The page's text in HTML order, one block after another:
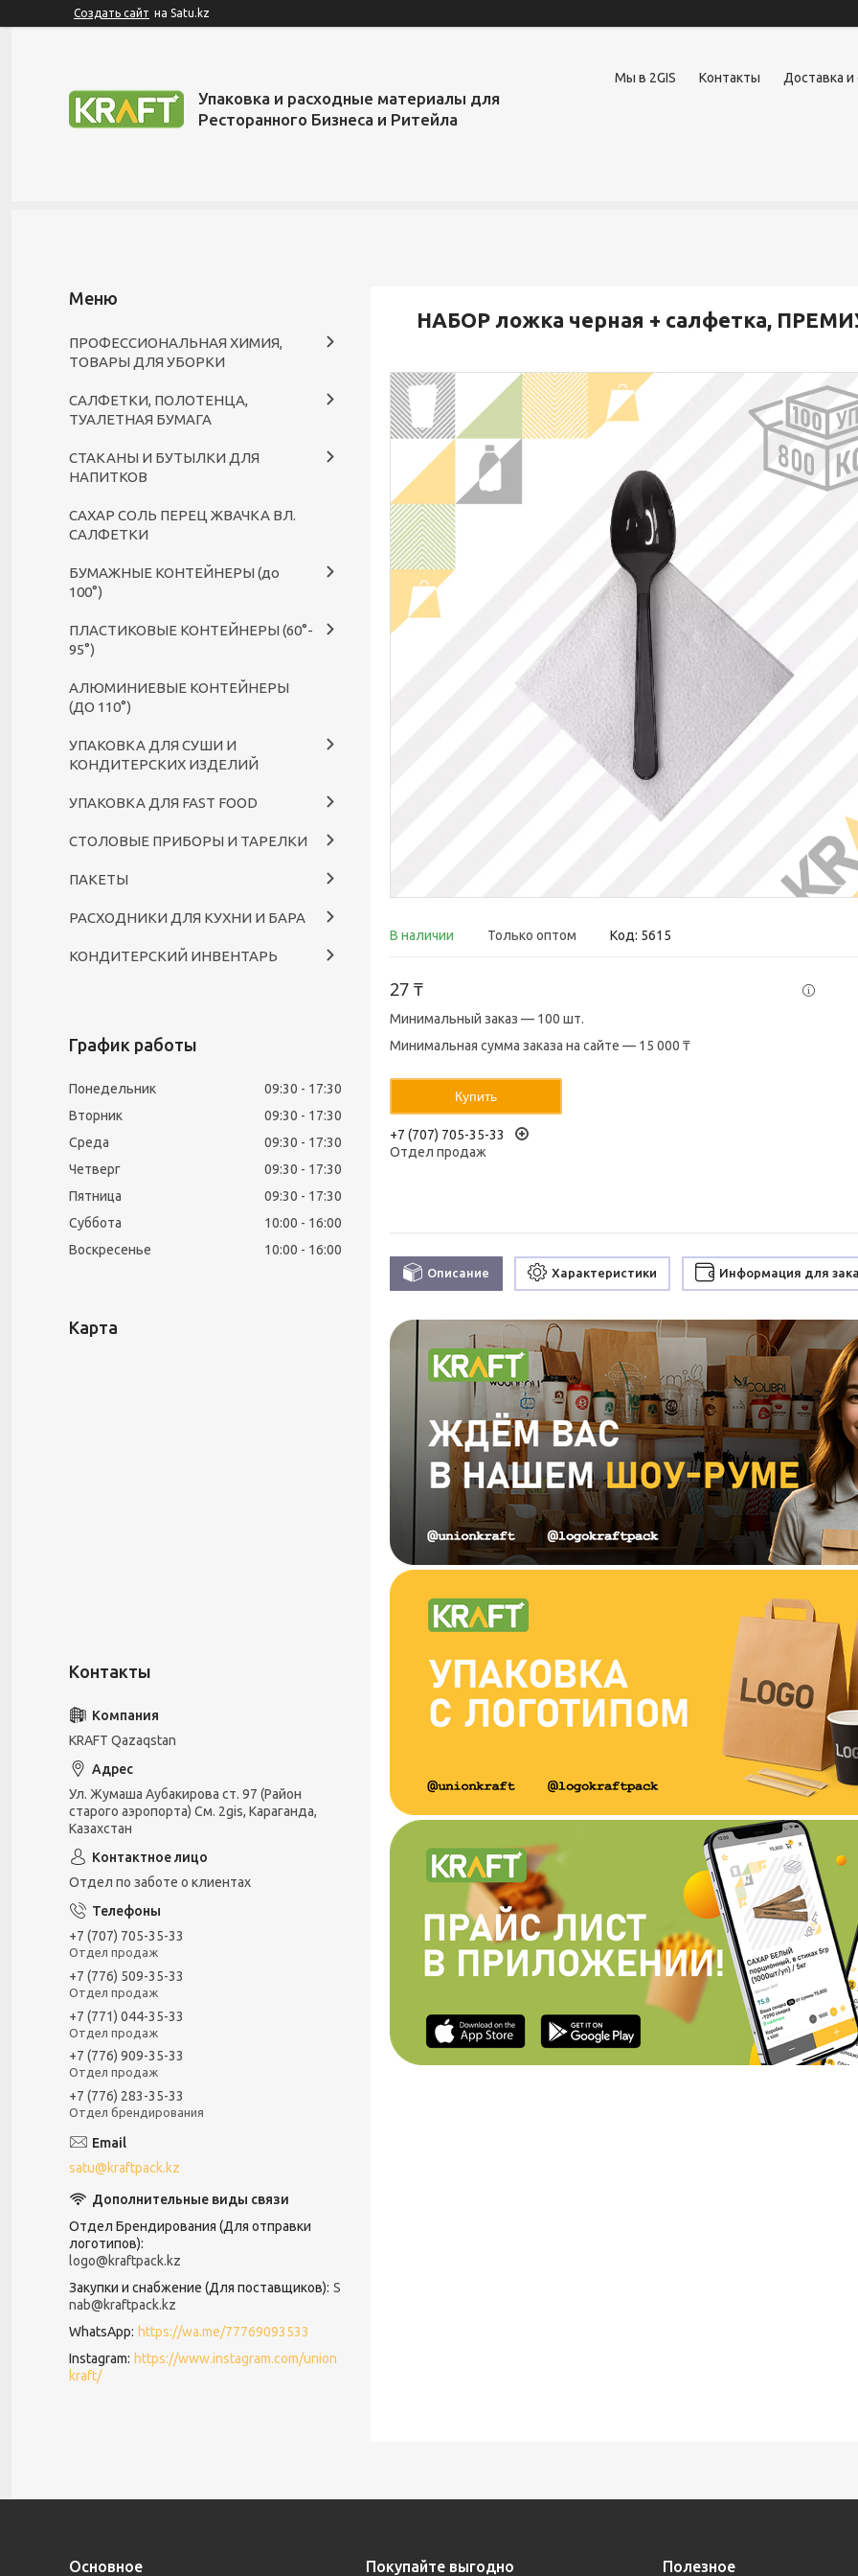
Создать сайт на Satu.kz
Упаковка и расходные материалы для
Ресторанного Бизнеса и Ритейла
Мы в 2GIS Контакты Доставка и
НАБОР ложка черная + салфетка,
В наличии Только оптом Код: 5615
27 ₸
Минимальный заказ — 100 шт.
Минимальная сумма заказа на сайте — 15 000 ₸
Купить
+7 (707) 705-35-33
Отдел продаж
Описание Характеристики Информация для
ПРОФЕССИОНАЛЬНАЯ ХИМИЯ,
ТОВАРЫ ДЛЯ УБОРКИ
САЛФЕТКИ, ПОЛОТЕНЦА,
ТУАЛЕТНАЯ БУМАГА
СТАКАНЫ И БУТЫЛКИ ДЛЯ
НАПИТКОВ
САХАР СОЛЬ ПЕРЕЦ ЖВАЧКА ВЛ.
САЛФЕТКИ
БУМАЖНЫЕ КОНТЕЙНЕРЫ (до
100°)
ПЛАСТИКОВЫЕ КОНТЕЙНЕРЫ (60°-
95°)
АЛЮМИНИЕВЫЕ КОНТЕЙНЕРЫ
(ДО 110°)
УПАКОВКА ДЛЯ СУШИ И
КОНДИТЕРСКИХ ИЗДЕЛИЙ
УПАКОВКА ДЛЯ FAST FOOD
СТОЛОВЫЕ ПРИБОРЫ И ТАРЕЛКИ
ПАКЕТЫ
РАСХОДНИКИ ДЛЯ КУХНИ И БАРА
КОНДИТЕРСКИЙ ИНВЕНТАРЬ
График работы
Понедельник 09:30
17:30
Вторник
09:30
17:30
Среда
09:30
17:30
Четверг
09:30
17:30
Пятница
09:30
17:30
Суббота
10:00
16:00
Воскресенье
10:00 16:00
Карта
KRAFT Qazaqstan
Ул. Жумаша Аубакирова ст. 97 (Район
старого аэропорта) См. 2gis, Караганда,
Казахстан
Отдел по заботе о клиентах
+7 (707) 705-35-33
Отдел продаж
+7 (776) 509-35-33
Отдел продаж
+7 (771) 044-35-33
Отдел продаж
+7 (776) 909-35-33
Отдел продаж
+7 (776) 283-35-33
Отдел брендирования
satu@kraftpack.kz
Отдел Брендирования (Для отправки
логотипов)
logo@kraftpack.kz
Закупки и снабжение (Для поставщиков) S
nab@kraftpack.kz
WhatsApp
https://wa.me/77769093533
Instagram
https://www.instagram.com/union
kraft/
Основное Покупайте выгодно Полезное